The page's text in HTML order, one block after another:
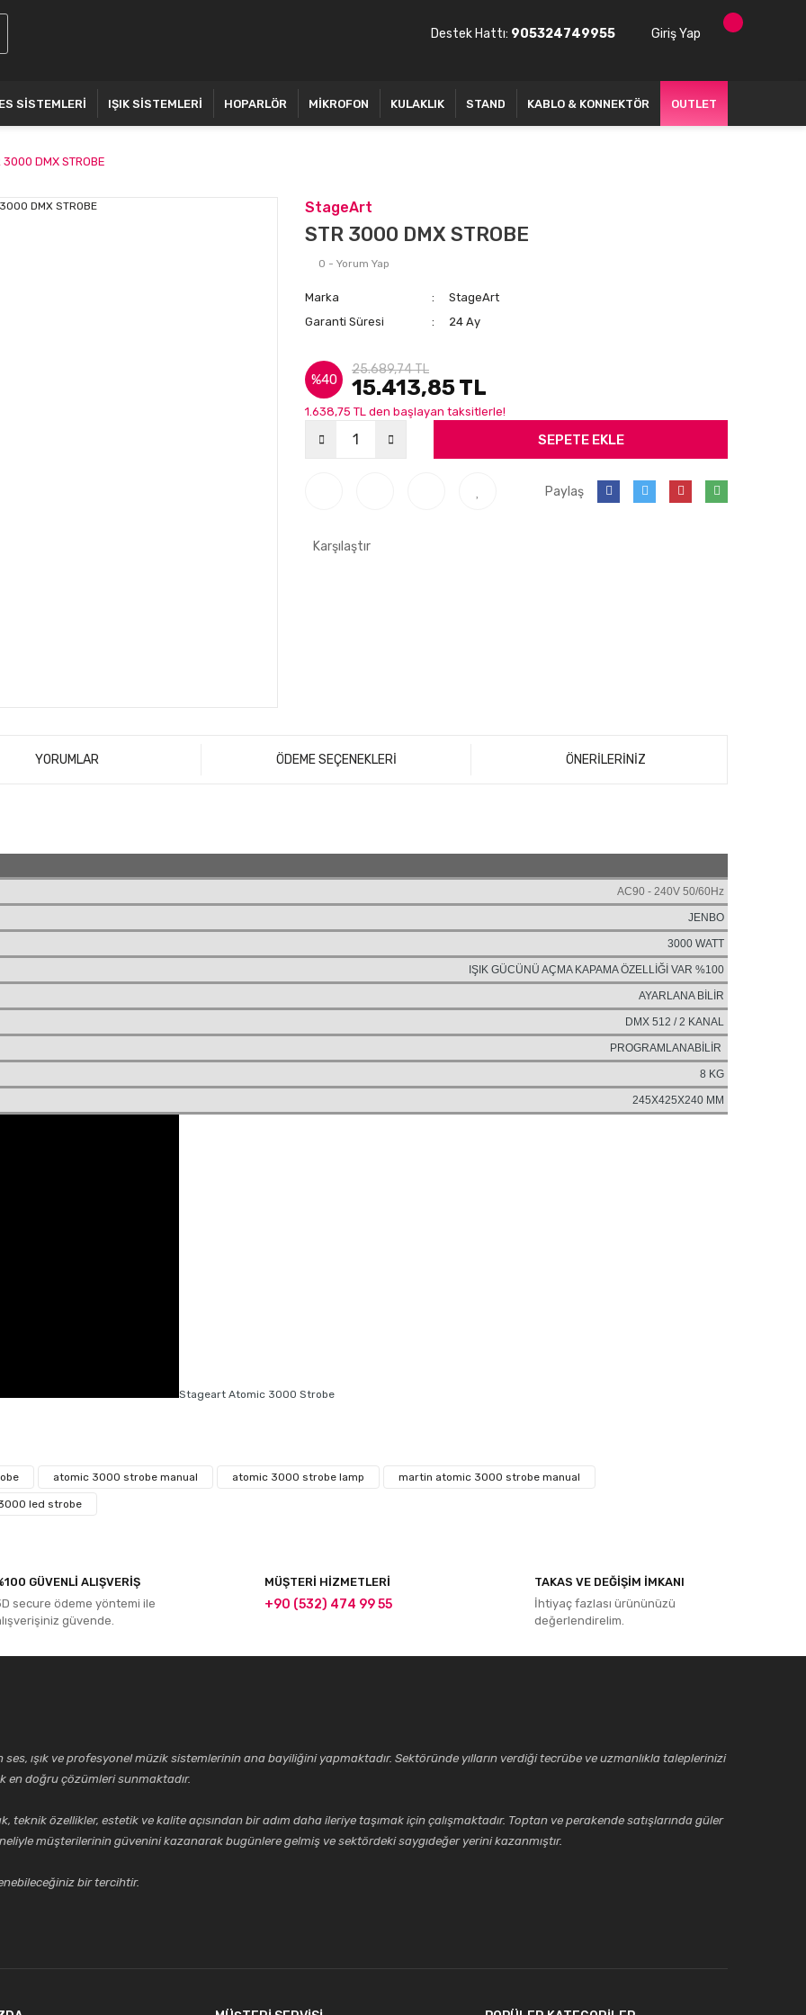
Destek Hattı: 905324749955 Giriş Yap
SİSTEMLERİ IŞIK SİSTEMLERİ HOPARLÖR MİKROFON KULAKLIK STAND KABLO & KONNEKTÖR OUTLET
3000 DMX STROBE
StageArt
STR 3000 DMX STROBE
0 - Yorum Yap
Marka
StageArt
Garanti Süresi
24 Ay
%40
25.689,74 TL
15.413,85 TL
1.638,75 TL den başlayan taksitlerle!
SEPETE EKLE
Paylaş
Karşılaştır
YORUMLAR ÖDEME SEÇENEKLERİ ÖNERİLERİNİZ
AC90 - 240V 50/60Hz
JENBO
3000 WATT
IŞIK GÜCÜNÜ AÇMA KAPAMA ÖZELLİĞİ VAR %100
AYARLANA BİLİR
DMX 512 / 2 KANAL
PROGRAMLANABİLİR
8 KG
245X425X240 MM
Stageart Atomic 3000 Strobe
yetersiz gördüğünüz noktaları öneri formunu kullanarak tarafımıza iletebilirsiniz.
Gönder
atomic 3000 strobe manual atomic 3000 strobe lamp martin atomic 3000 strobe manual
led strobe
GÜVENLİ ALIŞVERİŞ
secure ödeme yöntemi ile
güvende.
MÜŞTERİ HİZMETLERİ
+90 (532) 474 99 55
TAKAS VE DEĞİŞİM İMKANI
İhtiyaç fazlası ürününüzü
değerlendirelim.
ışık ve profesyonel müzik sistemlerinin ana bayiliğini yapmaktadır. Sektöründe yılların verdiği tecrübe ve uzmanlıkla taleplerinizi
en doğru çözümleri sunmaktadır.
özellikler, estetik ve kalite açısından bir adım daha ileriye taşımak için çalışmaktadır. Toptan ve perakende satışlarında güler
müşterilerinin güvenini kazanarak bugünlere gelmiş ve sektördeki saygıdeğer yerini kazanmıştır.
bir tercihtir.